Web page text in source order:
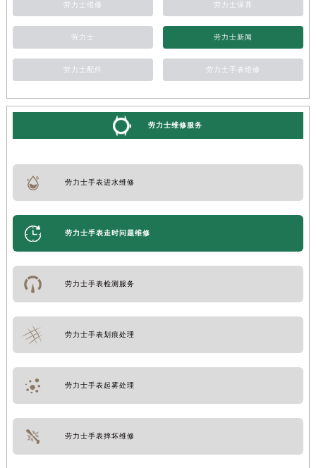
劳力士维修 劳力士保养
劳力士 劳力士新闻
劳力士配件 劳力士手表维修
劳力士维修服务
劳力士手表进水维修
劳力士手表走时问题维修
劳力士手表检测服务
劳力士手表划痕处理
劳力士手表起雾处理
劳力士手表摔坏维修